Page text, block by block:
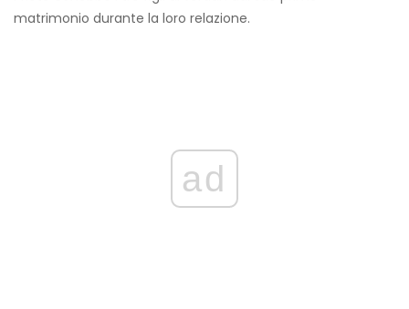
matrimonio durante la loro relazione.
ad